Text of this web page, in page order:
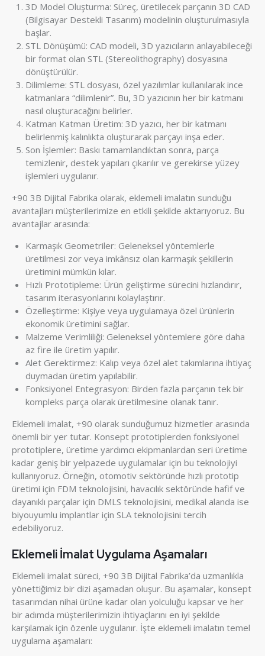
3D Model Oluşturma: Süreç, üretilecek parçanın 3D CAD
(Bilgisayar Destekli Tasarım) modelinin oluşturulmasıyla
başlar.
STL Dönüşümü: CAD modeli, 3D yazıcıların anlayabileceği
bir format olan STL (Stereolithography) dosyasına
dönüştürülür.
Dilimleme: STL dosyası, özel yazılımlar kullanılarak ince
katmanlara “dilimlenir”. Bu, 3D yazıcının her bir katmanı
nasıl oluşturacağını belirler.
Katman Katman Üretim: 3D yazıcı, her bir katmanı
belirlenmiş kalınlıkta oluşturarak parçayı inşa eder.
Son İşlemler: Baskı tamamlandıktan sonra, parça
temizlenir, destek yapıları çıkarılır ve gerekirse yüzey
işlemleri uygulanır.
+90 3B Dijital Fabrika olarak, eklemeli imalatın sunduğu
avantajları müşterilerimize en etkili şekilde aktarıyoruz. Bu
avantajlar arasında:
Karmaşık Geometriler: Geleneksel yöntemlerle
üretilmesi zor veya imkânsız olan karmaşık şekillerin
üretimini mümkün kılar.
Hızlı Prototipleme: Ürün geliştirme sürecini hızlandırır,
tasarım iterasyonlarını kolaylaştırır.
Özelleştirme: Kişiye veya uygulamaya özel ürünlerin
ekonomik üretimini sağlar.
Malzeme Verimliliği: Geleneksel yöntemlere göre daha
az fire ile üretim yapılır.
Alet Gerektirmez: Kalıp veya özel alet takımlarına ihtiyaç
duymadan üretim yapılabilir.
Fonksiyonel Entegrasyon: Birden fazla parçanın tek bir
kompleks parça olarak üretilmesine olanak tanır.
Eklemeli imalat, +90 olarak sunduğumuz hizmetler arasında
önemli bir yer tutar. Konsept prototiplerden fonksiyonel
prototiplere, üretime yardımcı ekipmanlardan seri üretime
kadar geniş bir yelpazede uygulamalar için bu teknolojiyi
kullanıyoruz. Örneğin, otomotiv sektöründe hızlı prototip
üretimi için FDM teknolojisini, havacılık sektöründe hafif ve
dayanıklı parçalar için DMLS teknolojisini, medikal alanda ise
biyouyumlu implantlar için SLA teknolojisini tercih
edebiliyoruz.
Eklemeli İmalat Uygulama Aşamaları
Eklemeli imalat süreci, +90 3B Dijital Fabrika’da uzmanlıkla
yönettiğimiz bir dizi aşamadan oluşur. Bu aşamalar, konsept
tasarımdan nihai ürüne kadar olan yolculuğu kapsar ve her
bir adımda müşterilerimizin ihtiyaçlarını en iyi şekilde
karşılamak için özenle uygulanır. İşte eklemeli imalatın temel
uygulama aşamaları: